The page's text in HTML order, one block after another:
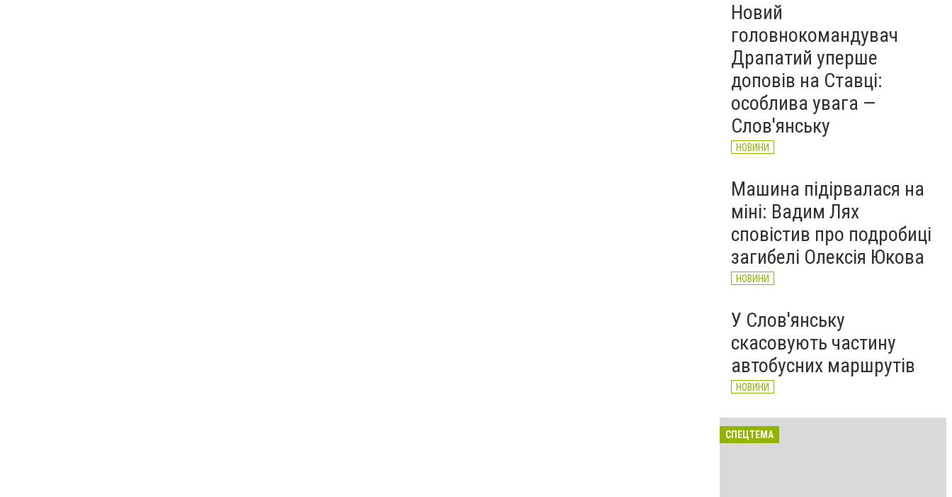
Новий
головнокомандувач
Драпатий уперше
доповів на Ставці:
особлива увага —
Слов'янську
НОВИНИ
Машина підірвалася на
міні: Вадим Лях
сповістив про подробиці
загибелі Олексія Юкова
НОВИНИ
У Слов'янську
скасовують частину
автобусних маршрутів
НОВИНИ
СПЕЦТЕМА